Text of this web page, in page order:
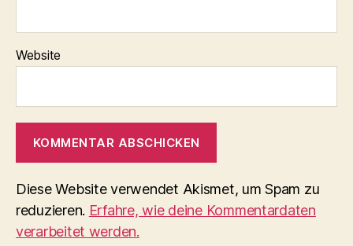
Website
Diese Website verwendet Akismet, um Spam zu
reduzieren. Erfahre, wie deine Kommentardaten
verarbeitet werden.